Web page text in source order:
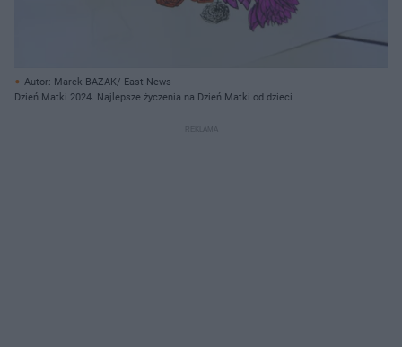
Autor: Marek BAZAK/ East News
Dzień Matki 2024. Najlepsze życzenia na Dzień Matki od dzieci